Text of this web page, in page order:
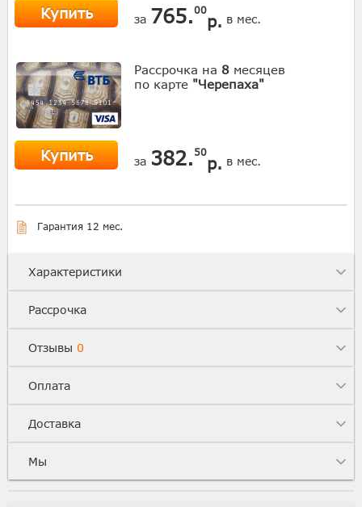
Купить за 765.00
р. в мес.
Рассрочка на 8 месяцев
по карте "Черепаха"
Купить за 382. 50
р. в мес.
Гарантия 12 мес.
Характеристики
Рассрочка
Отзывы 0
Оплата
Доставка
Мы